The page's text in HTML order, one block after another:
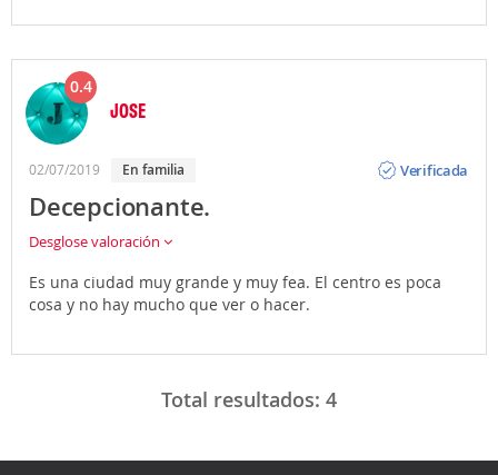
0.4
JOSE
02/07/2019 en familia
Verificada
Decepcionante.
Desglose valoración
Es una ciudad muy grande y muy fea. El centro es poca
cosa y no hay mucho que ver o hacer.
Total resultados: 4